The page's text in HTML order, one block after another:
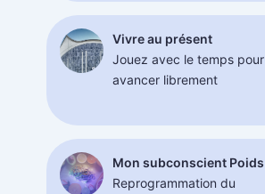
Vivre au présent
Jouez avec le temps pour
avancer librement
Mon subconscient Poids
Reprogrammation du